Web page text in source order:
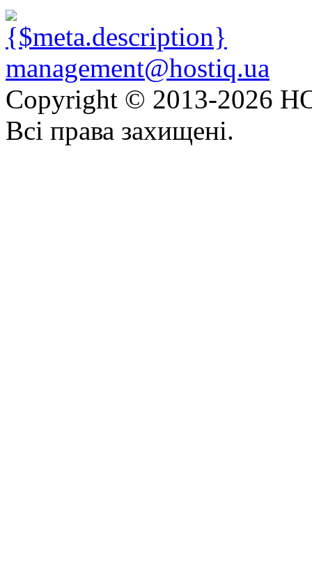
management@hostiq.ua
Copyright © 2013-2026
Всі права захищені.